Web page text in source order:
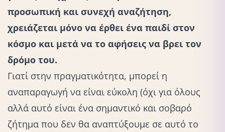
προσωπική και συνεχή αναζήτηση,
χρειάζεται μόνο να έρθει ένα παιδί στον
κόσμο και μετά να το αφήσεις να βρει τον
δρόμο του.
Γιατί στην πραγματικότητα, μπορεί η
αναπαραγωγή να είναι εύκολη (όχι για όλους
αλλά αυτό είναι ένα σημαντικό και σοβαρό
ζήτημα που δεν θα αναπτύξουμε σε αυτό το